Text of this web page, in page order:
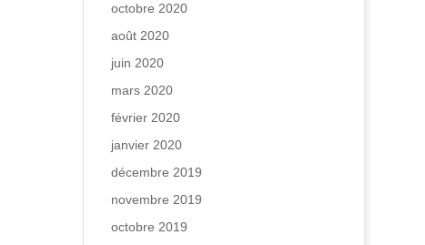
octobre 2020
août 2020
juin 2020
mars 2020
février 2020
janvier 2020
décembre 2019
novembre 2019
octobre 2019